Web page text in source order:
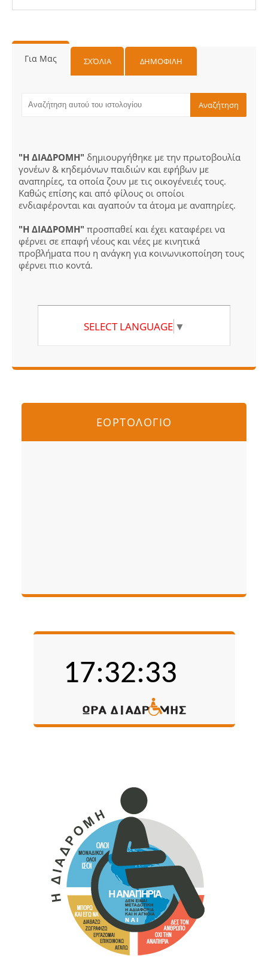
Για Μας ΣΧΌΛΙΑ ΔΗΜΟΦΙΛΗ
"Η ΔΙΑΔΡΟΜΗ" δημιουργήθηκε με την πρωτοβουλία
γονέων & κηδεμόνων παιδιών και εφήβων με
αναπηρίες, τα οποία ζουν με τις οικογένειές τους.
Καθώς επίσης και από φίλους οι οποίοι
ενδιαφέρονται και αγαπούν τα άτομα με αναπηρίες.
"Η ΔΙΑΔΡΟΜΗ" προσπαθεί και έχει καταφέρει να
φέρνει σε επαφή νέους και νέες με κινητικά
προβλήματα που η ανάγκη για κοινωνικοποίηση τους
φέρνει πιο κοντά.
SELECT LANGUAGE ▼
ΕΟΡΤΟΛΟΓΙΟ